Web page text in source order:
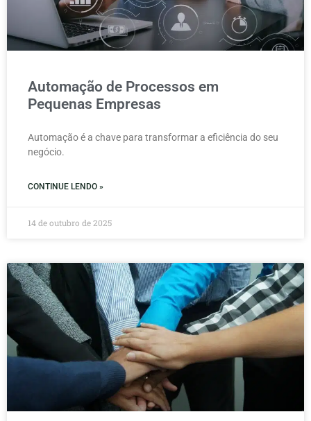
Automação de Processos em
Pequenas Empresas
Automação é a chave para transformar a eficiência do seu
negócio.
CONTINUE LENDO »
14 de outubro de 2025